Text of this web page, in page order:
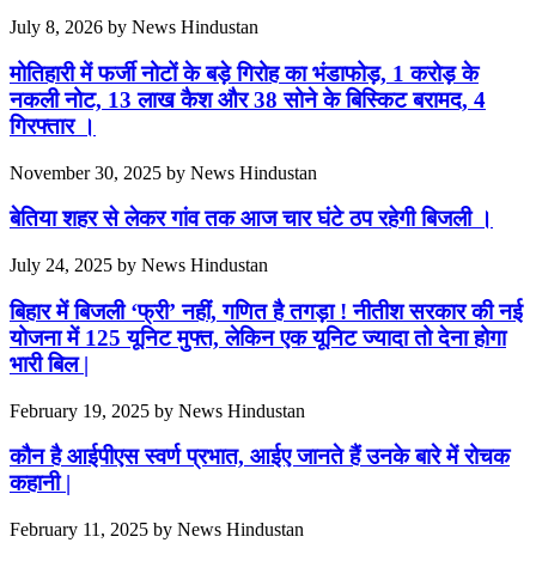
July 8, 2026 by News Hindustan
मोतिहारी में फर्जी नोटों के बड़े गिरोह का भंडाफोड़, 1 करोड़ के
नकली नोट, 13 लाख कैश और 38 सोने के बिस्किट बरामद, 4
गिरफ्तार ।
November 30, 2025 by News Hindustan
बेतिया शहर से लेकर गांव तक आज चार घंटे ठप रहेगी बिजली ।
July 24, 2025 by News Hindustan
बिहार में बिजली ‘फ्री’ नहीं, गणित है तगड़ा ! नीतीश सरकार की नई
योजना में 125 यूनिट मुफ्त, लेकिन एक यूनिट ज्यादा तो देना होगा
भारी बिल |
February 19, 2025 by News Hindustan
कौन है आईपीएस स्वर्ण प्रभात, आईए जानते हैं उनके बारे में रोचक
कहानी |
February 11, 2025 by News Hindustan